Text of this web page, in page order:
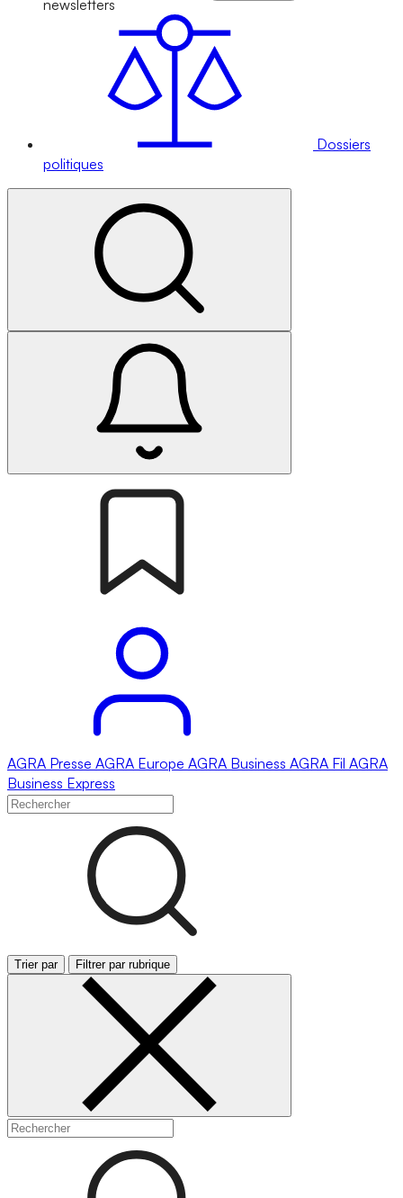
newsletters
Dossiers
politiques
AGRA Presse AGRA Europe AGRA Business AGRA Fil AGRA
Business Express
Trier par Filtrer par rubrique